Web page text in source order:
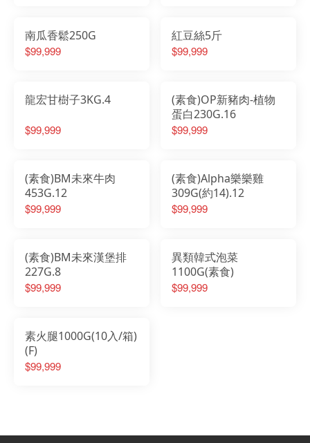
南瓜香鬆250G
$99,999
紅豆絲5斤
$99,999
龍宏甘樹子3KG.4
$99,999
(素食)OP新豬肉-植物
蛋白230G.16
$99,999
(素食)BM未來牛肉
453G.12
$99,999
(素食)Alpha樂樂雞
309G(約14).12
$99,999
(素食)BM未來漢堡排
227G.8
$99,999
異類韓式泡菜
1100G(素食)
$99,999
素火腿1000G(10入/箱)
(F)
$99,999